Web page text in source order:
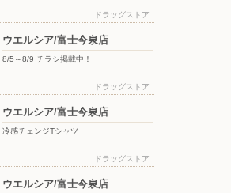
ドラッグストア
ウエルシア/富士今泉店
8/5～8/9 チラシ掲載中！
ドラッグストア
ウエルシア/富士今泉店
冷感チェンジTシャツ
ドラッグストア
ウエルシア/富士今泉店